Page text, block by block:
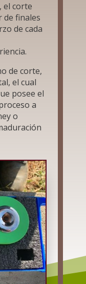
el corte
de finales
de cada
de corte,
el cual
posee el
a
o